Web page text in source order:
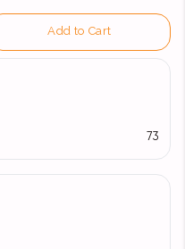
Add to Cart
73